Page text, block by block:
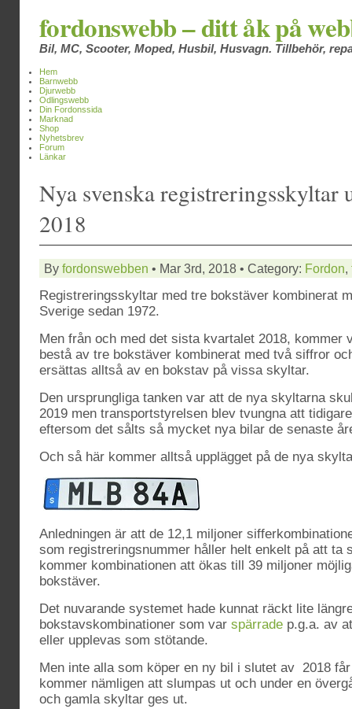
fordonswebb – ditt åk på
Bil, MC, Scooter, Moped, Husbil, Husvagn. Tillbehör,
Hem
Barnwebb
Djurwebb
Odlingswebb
Din Fordonssida
Marknad
Shop
Nyhetsbrev
Forum
Länkar
Nya svenska registreringsskyltar
2018
By fordonswebben • Mar 3rd, 2018 • Category: Fordon,
Registreringsskyltar med tre bokstäver kombinerat
Sverige sedan 1972.
Men från och med det sista kvartalet 2018, kommer
bestå av tre bokstäver kombinerat med två siffror
ersättas alltså av en bokstav på vissa skyltar.
Den ursprungliga tanken var att de nya skyltarna
2019 men transportstyrelsen blev tvungna att
eftersom det sålts så mycket nya bilar de senaste
Och så här kommer alltså upplägget på de nya
Anledningen är att de 12,1 miljoner
som registreringsnummer håller helt enkelt på att ta
kommer kombinationen att ökas till 39 miljoner
bokstäver.
Det nuvarande systemet hade kunnat räckt lite
bokstavskombinationer som var spärrade p.g.a. av
eller upplevas som stötande.
Men inte alla som köper en ny bil i slutet av 2018
kommer nämligen att slumpas ut och under en
och gamla skyltar ges ut.